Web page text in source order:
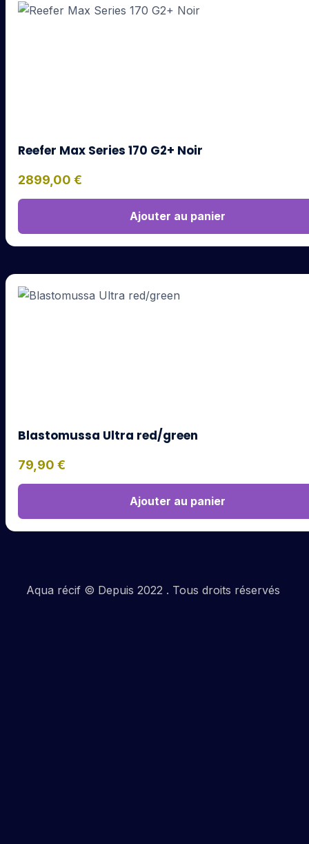
Reefer Max Series 170 G2+ Noir
2899,00 €
Ajouter au panier
Blastomussa Ultra red/green
79,90 €
Ajouter au panier
Aqua récif © Depuis 2022 . Tous droits réservés